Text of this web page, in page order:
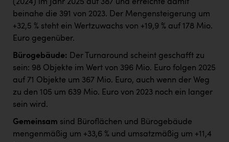
(2024) im Jahr 2025 auf 387 und erreichte damit
beinahe die 391 von 2023. Der Mengensteigerung um
+32,5 % steht ein Wertzuwachs von +19,9 % auf 178 Mio.
Euro gegenüber.
Bürogebäude: Der Turnaround scheint geschafft zu
sein: 98 Objekte im Wert von 396 Mio. Euro folgen 2025
auf 71 Objekte um 367 Mio. Euro, auch wenn der Weg
zu den 105 um 639 Mio. Euro von 2023 noch ein langer
sein wird.
Gemeinsam sind Büroflächen und Bürogebäude
mengenmäßig um +33,6 % und umsatzmäßig um +11,4